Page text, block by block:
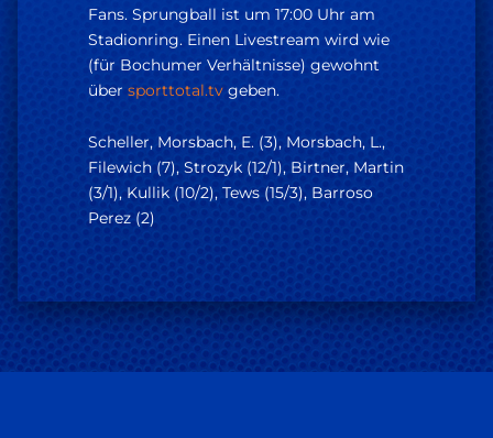
Fans. Sprungball ist um 17:00 Uhr am
Stadionring. Einen Livestream wird wie
(für Bochumer Verhältnisse) gewohnt
über sporttotal.tv geben.
Scheller, Morsbach, E. (3), Morsbach, L.,
Filewich (7), Strozyk (12/1), Birtner, Martin
(3/1), Kullik (10/2), Tews (15/3), Barroso
Perez (2)